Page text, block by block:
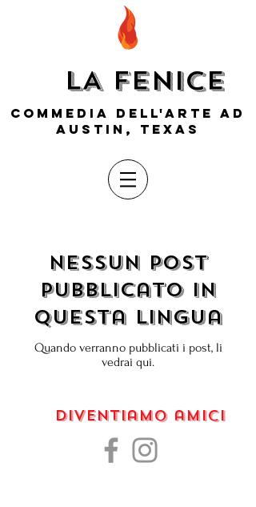
LA FENICE
COMMEDIA DELL'ARTE AD
AUSTIN, TEXAS
Nessun post
pubblicato in
questa lingua
Quando verranno pubblicati i post, li
vedrai qui.
Diventiamo amici